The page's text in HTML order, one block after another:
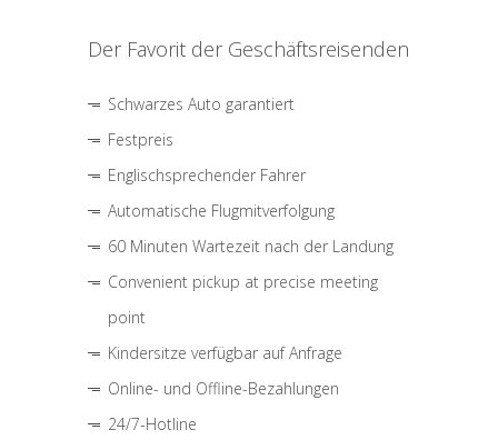
Der Favorit der Geschäftsreisenden
Schwarzes Auto garantiert
Festpreis
Englischsprechender Fahrer
Automatische Flugmitverfolgung
60 Minuten Wartezeit nach der Landung
Convenient pickup at precise meeting
point
Kindersitze verfügbar auf Anfrage
Online- und Offline-Bezahlungen
24/7-Hotline